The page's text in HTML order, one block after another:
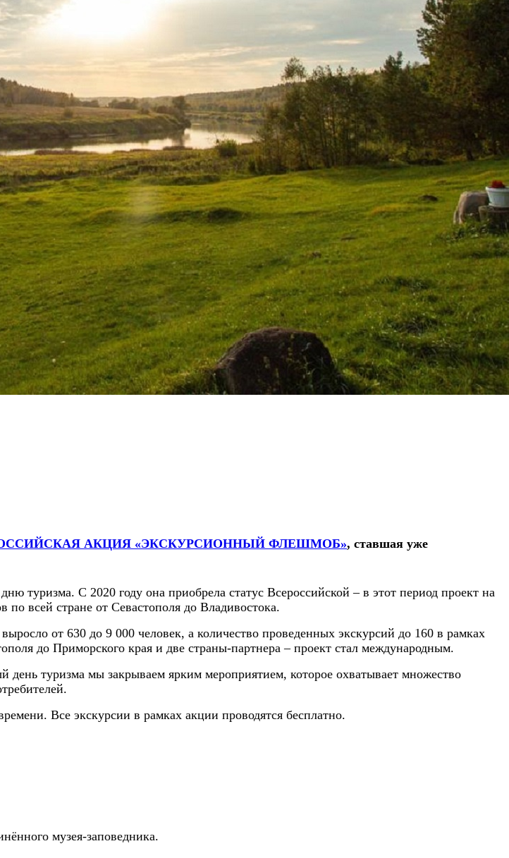
АКЦИЯ «ЭКСКУРСИОННЫЙ ФЛЕШМОБ», ставшая уже
туризма. С 2020 году она приобрела статус Всероссийской – в этот период проект на
всей стране от Севастополя до Владивостока.
от 630 до 9 000 человек, а количество проведенных экскурсий до 160 в рамках
до Приморского края и две страны-партнера – проект стал международным.
туризма мы закрываем ярким мероприятием, которое охватывает множество
Все экскурсии в рамках акции проводятся бесплатно.
музея-заповедника.